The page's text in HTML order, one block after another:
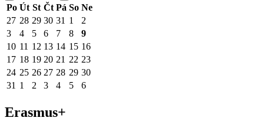
Po Út St Čt Pá So Ne
27 28 29 30 31 1
2
3
4 5 6 7 8
9
10 11 12 13 14 15 16
17 18 19 20 21 22 23
24 25 26 27 28 29 30
31 1 2 3 4 5 6
Erasmus+